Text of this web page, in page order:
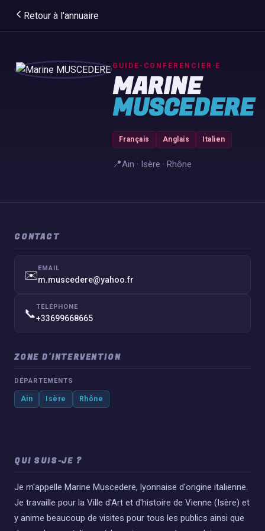
Retour à l'annuaire
GUIDE-CONFÉRENCIER·E
MARINE
MUSCEDERE
Français Anglais Italien
📍Ain · Isère · Rhône
QUI SUIS-JE ?
Je m'appelle Marine Muscedere, lyonnaise d'origine italienne.
Je travaille pour la Ville d'Art et d'histoire de Vienne (Isère) et
y anime beaucoup de visites pour tous les publics ainsi que
CONTACT
✉️EMAIL
m.muscedere@yahoo.fr
📞TÉLÉPHONE
+33699668665
ZONE D'INTERVENTION
DÉPARTEMENTS
Ain Isère Rhône